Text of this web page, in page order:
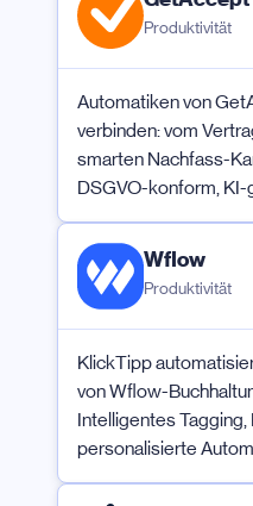
Produktivität
Automatiken von
verbinden: vom
smarten Nachfass-
DSGVO-konform,
Wflow
Produktivität
KlickTipp
von Wflow-
Intelligentes Tagging,
personalisierte